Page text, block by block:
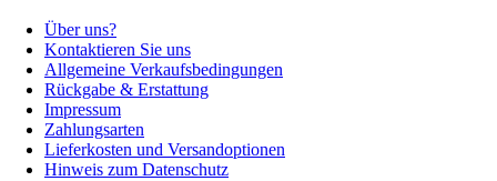
Über uns?
Kontaktieren Sie uns
Allgemeine Verkaufsbedingungen
Rückgabe & Erstattung
Impressum
Zahlungsarten
Lieferkosten und Versandoptionen
Hinweis zum Datenschutz